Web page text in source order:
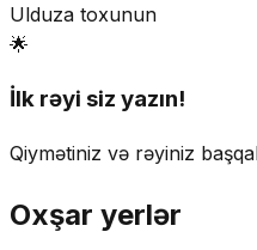
Ulduza toxunun
🌟
İlk rəyi siz yazın!
Qiymətiniz və rəyiniz
Oxşar yerlər